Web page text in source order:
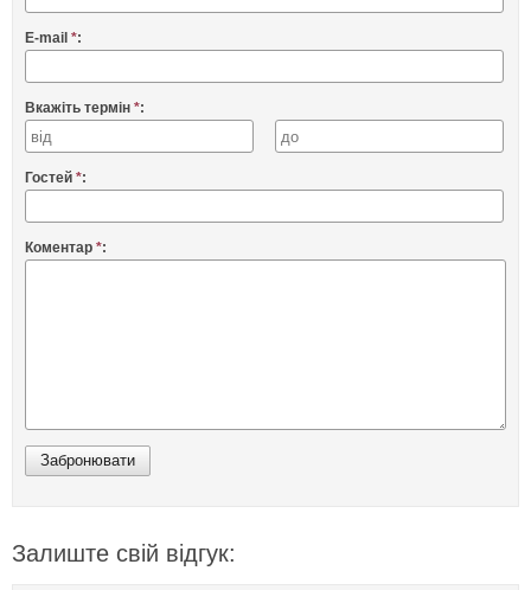
E-mail *:
Вкажіть термін *:
Гостей *:
Коментар *:
Залиште свій відгук: